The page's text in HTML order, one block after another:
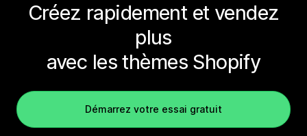
Créez rapidement et vendez
plus
avec les thèmes Shopify
Démarrez votre essai gratuit